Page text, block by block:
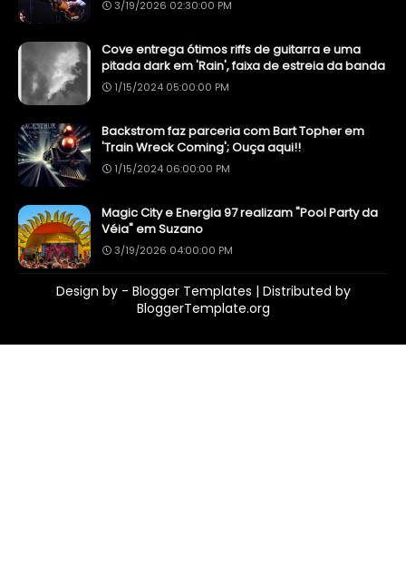
3/19/2026 02:30:00 PM
Cove entrega ótimos riffs de guitarra e uma
pitada dark em 'Rain', faixa de estreia da banda
1/15/2024 05:00:00 PM
Backstrom faz parceria com Bart Topher em
'Train Wreck Coming'; Ouça aqui!!
1/15/2024 06:00:00 PM
Magic City e Energia 97 realizam "Pool Party da
Véia" em Suzano
3/19/2026 04:00:00 PM
Design by - Blogger Templates | Distributed by
BloggerTemplate.org